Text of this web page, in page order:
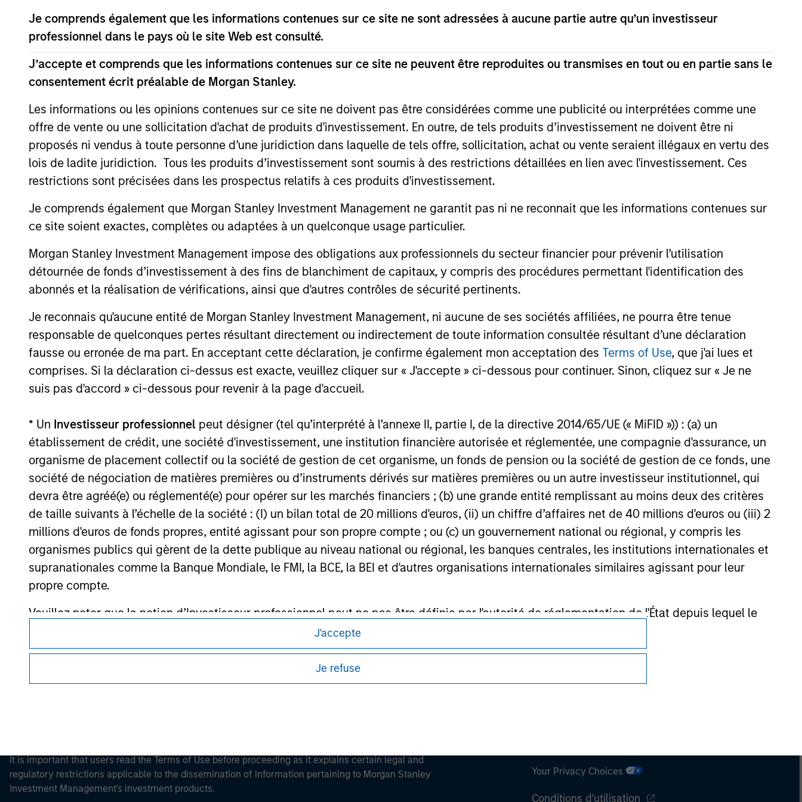
Je comprends également que les informations contenues sur ce site ne sont adressées à aucune partie autre qu’un investisseur
professionnel dans le pays où le site Web est consulté.
J’accepte et comprends que les informations contenues sur ce site ne peuvent être reproduites ou transmises en tout ou en partie sans le
consentement écrit préalable de Morgan Stanley.
Les informations ou les opinions contenues sur ce site ne doivent pas être considérées comme une publicité ou interprétées comme une
offre de vente ou une sollicitation d'achat de produits d'investissement. En outre, de tels produits d’investissement ne doivent être ni
proposés ni vendus à toute personne d’une juridiction dans laquelle de tels offre, sollicitation, achat ou vente seraient illégaux en vertu des
lois de ladite juridiction. Tous les produits d’investissement sont soumis à des restrictions détaillées en lien avec l'investissement. Ces
restrictions sont précisées dans les prospectus relatifs à ces produits d'investissement.
Je comprends également que Morgan Stanley Investment Management ne garantit pas ni ne reconnait que les informations contenues sur
ce site soient exactes, complètes ou adaptées à un quelconque usage particulier.
Morgan Stanley Investment Management impose des obligations aux professionnels du secteur financier pour prévenir l’utilisation
détournée de fonds d’investissement à des fins de blanchiment de capitaux, y compris des procédures permettant l'identification des
abonnés et la réalisation de vérifications, ainsi que d'autres contrôles de sécurité pertinents.
Je reconnais qu'aucune entité de Morgan Stanley Investment Management, ni aucune de ses sociétés affiliées, ne pourra être tenue
responsable de quelconques pertes résultant directement ou indirectement de toute information consultée résultant d’une déclaration
fausse ou erronée de ma part. En acceptant cette déclaration, je confirme également mon acceptation des Terms of Use, que j'ai lues et
comprises. Si la déclaration ci-dessus est exacte, veuillez cliquer sur « J'accepte » ci-dessous pour continuer. Sinon, cliquez sur « Je ne
suis pas d'accord » ci-dessous pour revenir à la page d'accueil.
* Un Investisseur professionnel peut désigner (tel qu’interprété à l’annexe II, partie I, de la directive 2014/65/UE (« MiFID »)) : (a) un
établissement de crédit, une société d'investissement, une institution financière autorisée et réglementée, une compagnie d'assurance, un
organisme de placement collectif ou la société de gestion de cet organisme, un fonds de pension ou la société de gestion de ce fonds, une
société de négociation de matières premières ou d’instruments dérivés sur matières premières ou un autre investisseur institutionnel, qui
devra être agréé(e) ou réglementé(e) pour opérer sur les marchés financiers ; (b) une grande entité remplissant au moins deux des critères
de taille suivants à l’échelle de la société : (I) un bilan total de 20 millions d'euros, (ii) un chiffre d’affaires net de 40 millions d'euros ou (iii) 2
millions d'euros de fonds propres, entité agissant pour son propre compte ; ou (c) un gouvernement national ou régional, y compris les
organismes publics qui gèrent de la dette publique au niveau national ou régional, les banques centrales, les institutions internationales et
supranationales comme la Banque Mondiale, le FMI, la BCE, la BEI et d'autres organisations internationales similaires agissant pour leur
propre compte.
Veuillez noter que la notion d’Investisseur professionnel peut ne pas être définie par l'autorité de réglementation de l'État depuis lequel le
J'accepte
Je refuse
Team Insights
Private Equity 2026 Midyear
The foundation for a multi-year recovery
is now in place. The next phase depends
less on direction than on breadth.
Private Equity 2026 Outlook
We believe the present cycle has several
more years to run, leading to healthier
exits and distributions to PE investors.
Learn why in our 2026 Private Equity
Opportunity in Asia's
Economic Landscape
Discover the key factors supporting a
strong PE market in India that have
captured the attention of investors for its
27-NOV-2025
May not represent all Team Members.
The information on this page is for informational purposes only. The information contained herein does not constitute and should not be construed as an
offering of advisory services or an offer to sell or a solicitation of an offer to buy any securities in any jurisdiction in which such offer or solicitation,
purchase or sale would be unlawful under the securities, insurance or other laws of such jurisdiction.
All investing involves risks, including a loss of principal.
Please refer to the strategy detail page for important information on the strategy, including additional risk considerations.
Morgan Stanley Careers
It is important that users read the Terms of Use before proceeding as it explains certain legal and
regulatory restrictions applicable to the dissemination of information pertaining to Morgan Stanley
Investment Management's investment products.
Your Privacy Choices
Conditions d'utilisation